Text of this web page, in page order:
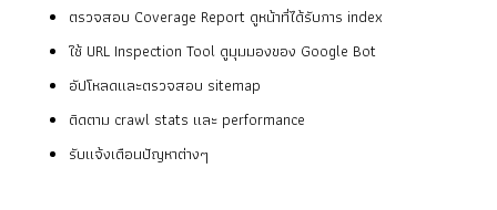
ตรวจสอบ Coverage Report ดูหน้าที่ได้รับการ index
ใช้ URL Inspection Tool ดูมุมมองของ Google Bot
อัปโหลดและตรวจสอบ sitemap
ติดตาม crawl stats และ performance
รับแจ้งเตือนปัญหาต่างๆ